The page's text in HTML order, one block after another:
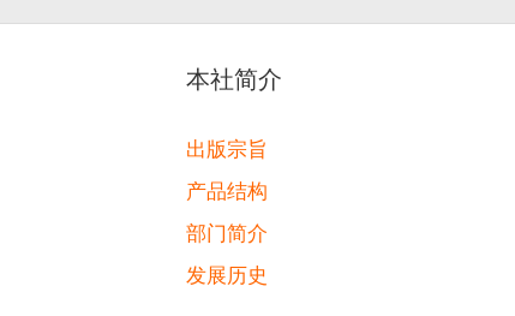
本社简介
出版宗旨
产品结构
部门简介
发展历史